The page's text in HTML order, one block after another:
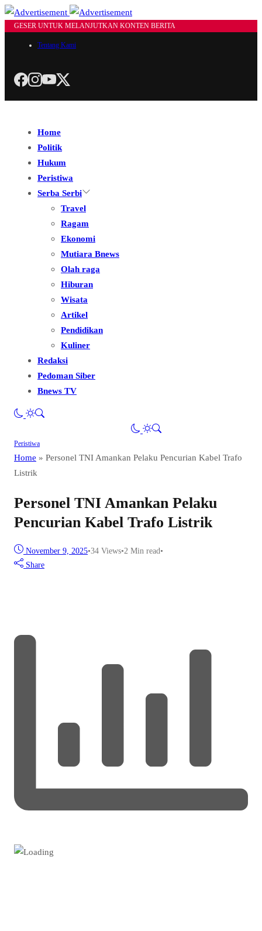
GESER UNTUK MELANJUTKAN KONTEN BERITA
Tentang Kami
Home
Politik
Hukum
Peristiwa
Serba Serbi
Travel
Ragam
Ekonomi
Mutiara Bnews
Olah raga
Hiburan
Wisata
Artikel
Pendidikan
Kuliner
Redaksi
Pedoman Siber
Bnews TV
Peristiwa
Home » Personel TNI Amankan Pelaku Pencurian Kabel Trafo
Listrik
Personel TNI Amankan Pelaku
Pencurian Kabel Trafo Listrik
November 9, 2025•34 Views•2 Min read•
Share